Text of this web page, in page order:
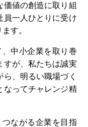
価値の創造に取り組
員一人ひとりに受け
す。
中小企業を取り巻
すが、私たちは誠実
、明るい職場づく
なってチャレンジ精
つながる企業を目指